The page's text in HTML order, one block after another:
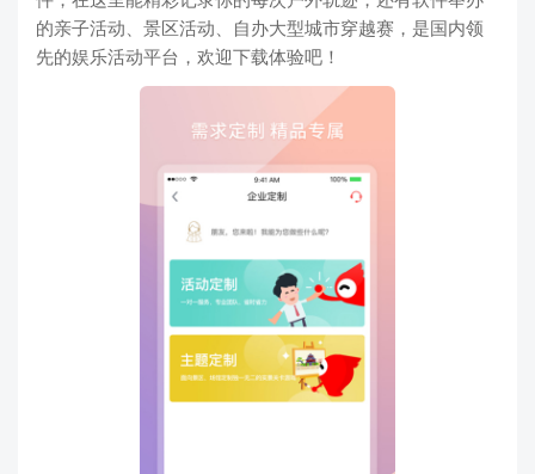
的亲子活动、景区活动、自办大型城市穿越赛，是国内领
先的娱乐活动平台，欢迎下载体验吧！